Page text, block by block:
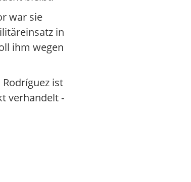
war sie
in
ihm wegen
ist
verhandelt -